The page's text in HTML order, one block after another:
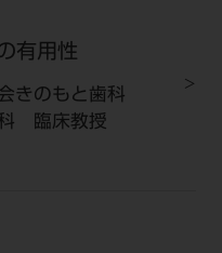
有用性
きのもと歯科
科 臨床教授